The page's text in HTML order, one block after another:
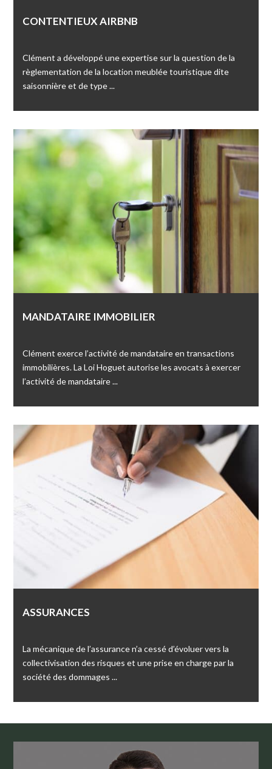
CONTENTIEUX AIRBNB
Clément a développé une expertise sur la question de la
règlementation de la location meublée touristique dite
saisonnière et de type ...
MANDATAIRE IMMOBILIER
Clément exerce l’activité de mandataire en transactions
immobilières. La Loi Hoguet autorise les avocats à exercer
l’activité de mandataire ...
ASSURANCES
La mécanique de l’assurance n’a cessé d’évoluer vers la
collectivisation des risques et une prise en charge par la
société des dommages ...